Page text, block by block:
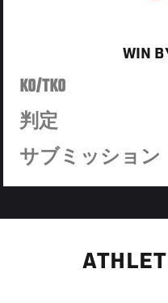
WIN
KO/TKO
判定
サブミッション